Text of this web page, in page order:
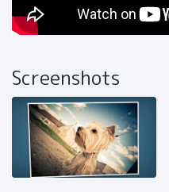
Screenshots